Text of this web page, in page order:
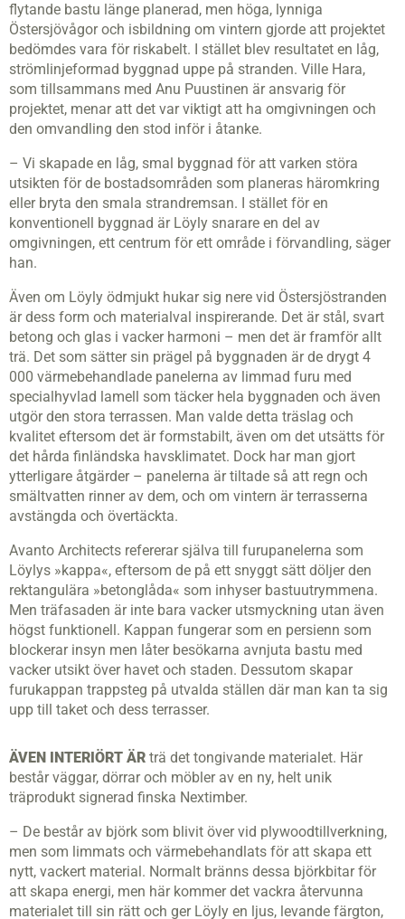
flytande bastu länge planerad, men höga, lynniga
Östersjövågor och isbildning om vintern gjorde att projektet
bedömdes vara för riskabelt. I stället blev resultatet en låg,
strömlinjeformad byggnad uppe på stranden. Ville Hara,
som tillsammans med Anu Puustinen är ansvarig för
projektet, menar att det var viktigt att ha omgivningen och
den omvandling den stod inför i åtanke.
– Vi skapade en låg, smal byggnad för att varken störa
utsikten för de bostadsområden som planeras häromkring
eller bryta den smala strandremsan. I stället för en
konventionell byggnad är Löyly snarare en del av
omgivningen, ett centrum för ett område i förvandling, säger
han.
Även om Löyly ödmjukt hukar sig nere vid Östersjöstranden
är dess form och materialval inspirerande. Det är stål, svart
betong och glas i vacker harmoni – men det är framför allt
trä. Det som sätter sin prägel på byggnaden är de drygt 4
000 värmebehandlade panelerna av limmad furu med
specialhyvlad lamell som täcker hela byggnaden och även
utgör den stora terrassen. Man valde detta träslag och
kvalitet eftersom det är formstabilt, även om det utsätts för
det hårda finländska havsklimatet. Dock har man gjort
ytterligare åtgärder – panelerna är tiltade så att regn och
smältvatten rinner av dem, och om vintern är terrasserna
avstängda och övertäckta.
Avanto Architects refererar själva till furupanelerna som
Löylys »kappa«, eftersom de på ett snyggt sätt döljer den
rektangulära »betonglåda« som inhyser bastuutrymmena.
Men träfasaden är inte bara vacker utsmyckning utan även
högst funktionell. Kappan fungerar som en persienn som
blockerar insyn men låter besökarna avnjuta bastu med
vacker utsikt över havet och staden. Dessutom skapar
furukappan trappsteg på utvalda ställen där man kan ta sig
upp till taket och dess terrasser.
ÄVEN INTERIÖRT ÄR trä det tongivande materialet. Här
består väggar, dörrar och möbler av en ny, helt unik
träprodukt signerad finska Nextimber.
– De består av björk som blivit över vid plywoodtillverkning,
men som limmats och värmebehandlats för att skapa ett
nytt, vackert material. Normalt bränns dessa björkbitar för
att skapa energi, men här kommer det vackra återvunna
materialet till sin rätt och ger Löyly en ljus, levande färgton,